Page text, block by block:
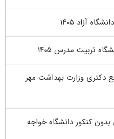
آزاد ۱۴۰۵
تربیت مدرس ۱۴۰۵
دکتری وزارت بهداشت مهر
بدون کنکور دانشگاه خواجه